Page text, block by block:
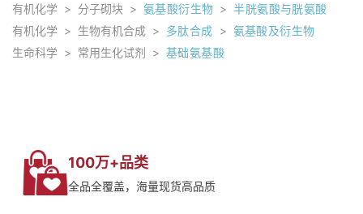
有机化学 > 分子砌块 > 氨基酸衍生物 > 半胱氨酸与胱氨酸
有机化学 > 生物有机合成 > 多肽合成 > 氨基酸及衍生物
生命科学 > 常用生化试剂 > 基础氨基酸
100万+品类
全品全覆盖，海量现货高品质